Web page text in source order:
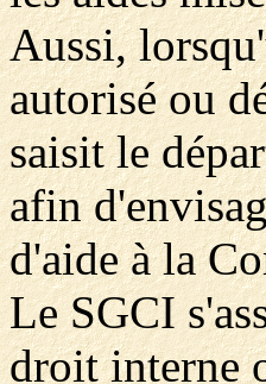
Aussi,
autorisé ou
saisit le
afin
d'aide à la
Le SGCI
droit interne